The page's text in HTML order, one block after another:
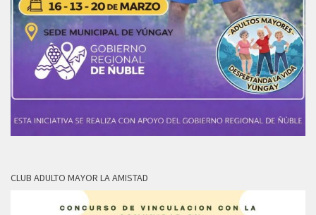
CLUB ADULTO MAYOR LA AMISTAD